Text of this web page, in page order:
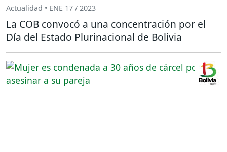
Actualidad • ENE 17 / 2023
La COB convocó a una concentración por el
Día del Estado Plurinacional de Bolivia